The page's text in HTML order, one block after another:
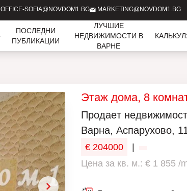
OFFICE-SOFIA@NOVDOM1.BG MARKETING@NOVDOM1.BG
ПОСЛЕДНИ
ПУБЛИКАЦИИ
ЛУЧШИЕ
НЕДВИЖИМОСТИ В
ВАРНЕ
Этаж дома, 8
Продаeт
Варна, Аспарухово,
€ 204000
Цена за кв. м.: € 1 855 /